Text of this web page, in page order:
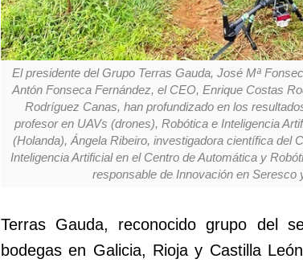
El presidente del Grupo Terras Gauda, José Mª
Antón Fonseca Fernández, el CEO, Enrique Costas
Rodríguez Canas, han profundizado en los
profesor en UAVs (drones), Robótica e Inteligencia
(Holanda), Ángela Ribeiro, investigadora científica del
Inteligencia Artificial en el Centro de Automática y
responsable de Innovación en Seresco
Terras Gauda, reconocido grupo del
bodegas en Galicia, Rioja y Castilla